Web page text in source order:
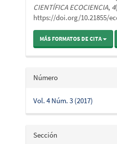
CIENTÍFICA ECOCIENCIA, 4
https://doi.org/10.21855/
MÁS FORMATOS DE CITA
Número
Vol. 4 Núm. 3 (2017)
Sección